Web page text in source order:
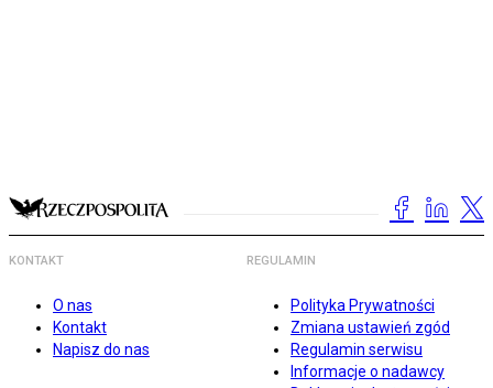
KONTAKT
O nas
Kontakt
Napisz do nas
REGULAMIN
Polityka Prywatności
Zmiana ustawień zgód
Regulamin serwisu
Informacje o nadawcy